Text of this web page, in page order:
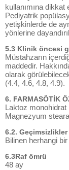
kullanımına
Pediyatrik
yetişkinlerde de
yönlerine
5.3 Klinik öncesi
Müstahzarın
maddedir.
olarak
(4.4, 4.6, 4.8, 4.9).
6. FARMASÖTİK
Laktoz monohidrat
Magnezyum
6.2. Geçimsizlikler
Bilinen herhangi
6.3Raf ömrü
48 ay